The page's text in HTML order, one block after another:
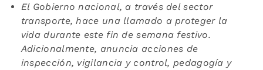
El Gobierno nacional, a través del sector
transporte, hace una llamado a proteger la
vida durante este fin de semana festivo.
Adicionalmente, anuncia acciones de
inspección, vigilancia y control, pedagogía y